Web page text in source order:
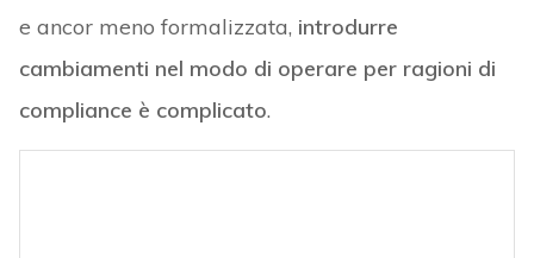
e ancor meno formalizzata, introdurre
cambiamenti nel modo di operare per ragioni di
compliance è complicato.